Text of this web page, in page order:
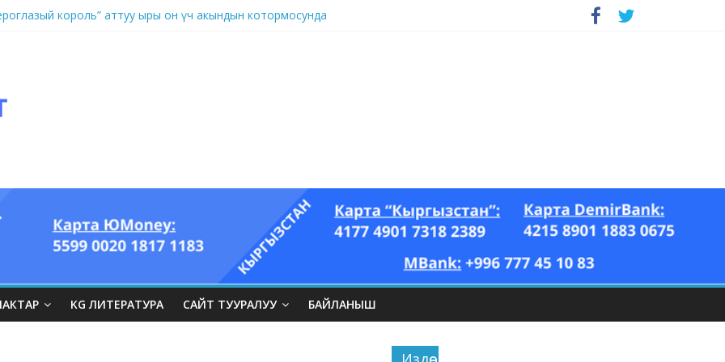
король” аттуу ыры он үч акындын котормосунда
KG ЛИТЕРАТУРА САЙТ ТУУРАЛУУ БАЙЛАНЫШ